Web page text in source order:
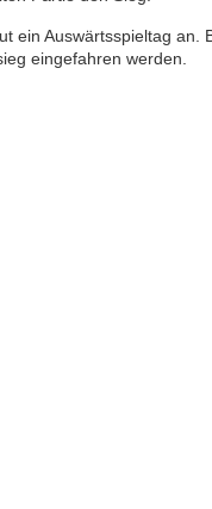
ein Auswärtsspieltag an.
eingefahren werden.